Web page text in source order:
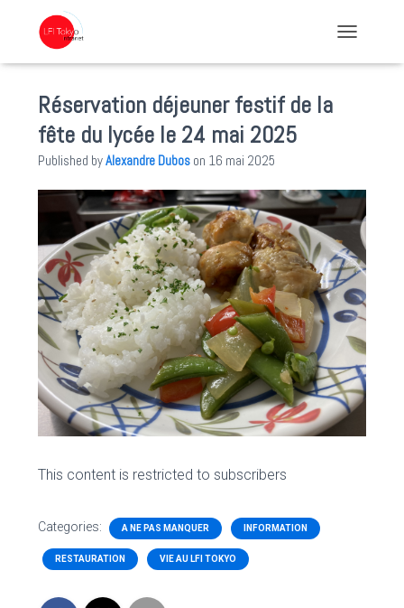
Réservation déjeuner festif de la
fête du lycée le 24 mai 2025
Published byAlexandre Dubos on 16 mai 2025
This content is restricted to subscribers
Categories: A NE PAS MANQUER INFORMATION
RESTAURATION VIE AU LFI TOKYO